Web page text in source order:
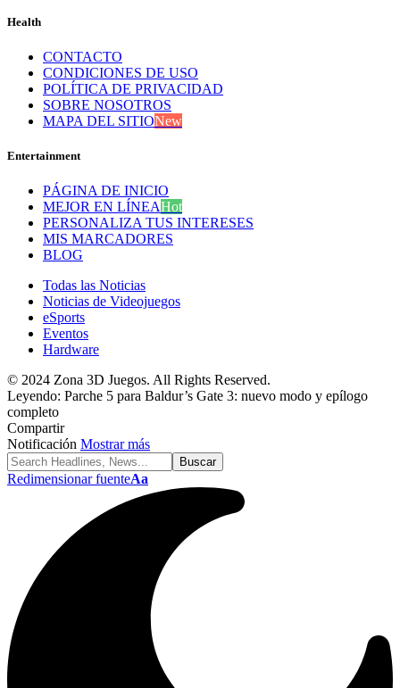
Health
CONTACTO
CONDICIONES DE USO
POLÍTICA DE PRIVACIDAD
SOBRE NOSOTROS
MAPA DEL SITIONew
Entertainment
PÁGINA DE INICIO
MEJOR EN LÍNEAHot
PERSONALIZA TUS INTERESES
MIS MARCADORES
BLOG
Todas las Noticias
Noticias de Videojuegos
eSports
Eventos
Hardware
© 2024 Zona 3D Juegos. All Rights Reserved.
Leyendo: Parche 5 para Baldur’s Gate 3: nuevo modo y epílogo
completo
Compartir
Notificación Mostrar más
Redimensionar fuenteAa